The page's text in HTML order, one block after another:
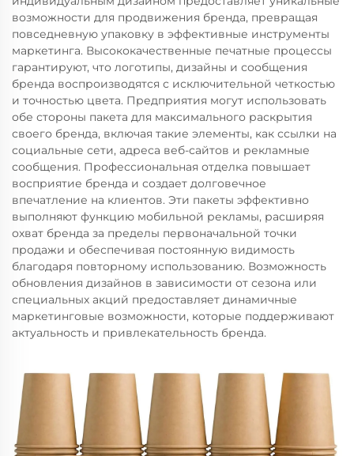
возможности для продвижения бренда, превращая
повседневную упаковку в эффективные инструменты
маркетинга. Высококачественные печатные процессы
гарантируют, что логотипы, дизайны и сообщения
бренда воспроизводятся с исключительной четкостью
и точностью цвета. Предприятия могут использовать
обе стороны пакета для максимального раскрытия
своего бренда, включая такие элементы, как ссылки на
социальные сети, адреса веб-сайтов и рекламные
сообщения. Профессиональная отделка повышает
восприятие бренда и создает долговечное
впечатление на клиентов. Эти пакеты эффективно
выполняют функцию мобильной рекламы, расширяя
охват бренда за пределы первоначальной точки
продажи и обеспечивая постоянную видимость
благодаря повторному использованию. Возможность
обновления дизайнов в зависимости от сезона или
специальных акций предоставляет динамичные
маркетинговые возможности, которые поддерживают
актуальность и привлекательность бренда.